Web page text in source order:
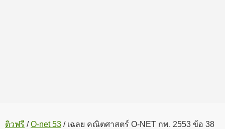
ติวฟรี / O-net 53 /เฉลย คณิตศาสตร์ O-NET กพ. 2553 ข้อ 38